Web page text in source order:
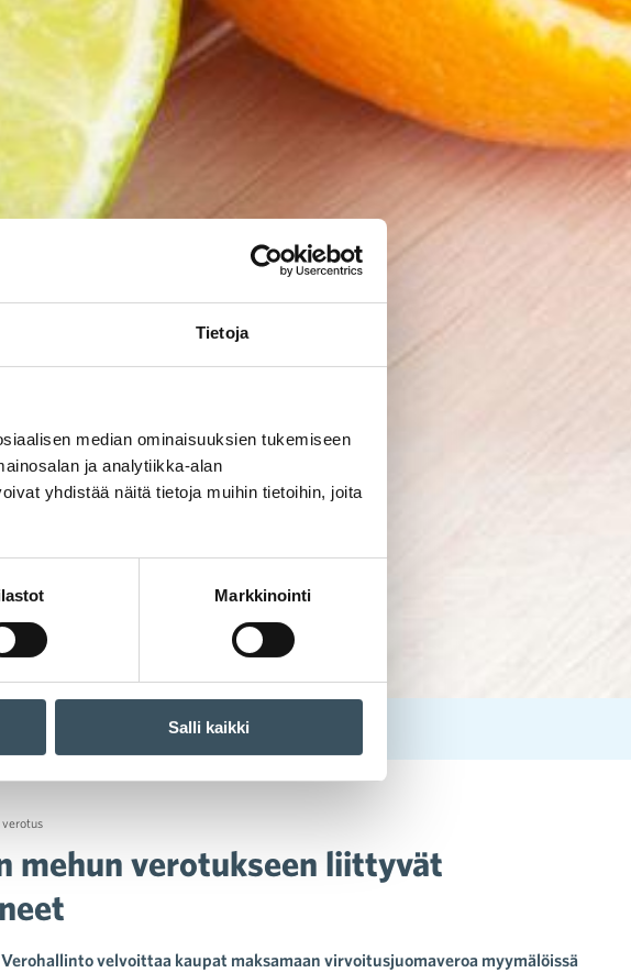
Tietoja
median ominaisuuksien tukemiseen
ja analytiikka-alan
yhdistää näitä tietoja muihin tietoihin, joita
Markkinointi
Salli kaikki
täsmentyneet
verotus
mehun verotukseen liittyvät
velvoittaa kaupat maksamaan virvoitusjuomaveroa myymälöissä